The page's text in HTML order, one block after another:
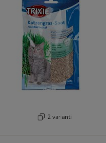
2 varianti